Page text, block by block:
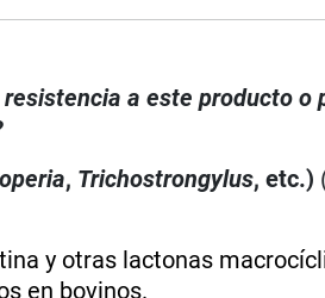
a este producto o
, Trichostrongylus, etc.)
y otras lactonas
en bovinos.